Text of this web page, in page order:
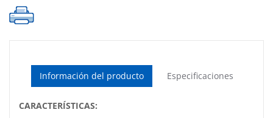
Información del producto Especificaciones
CARACTERÍSTICAS: